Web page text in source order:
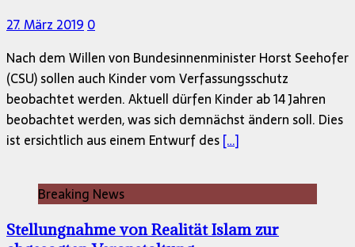
27. März 20190
Nach dem Willen von Bundesinnenminister Horst Seehofer
(CSU) sollen auch Kinder vom Verfassungsschutz
beobachtet werden. Aktuell dürfen Kinder ab 14 Jahren
beobachtet werden, was sich demnächst ändern soll. Dies
ist ersichtlich aus einem Entwurf des[…]
Breaking News
Stellungnahme von Realität Islam zur